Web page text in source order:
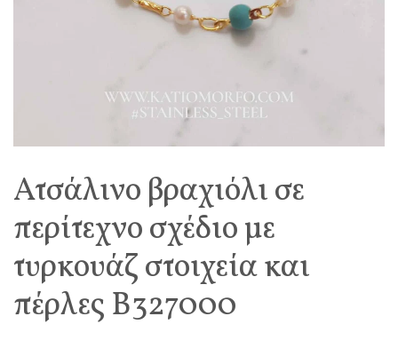
Ατσάλινο βραχιόλι σε
περίτεχνο σχέδιο με
τυρκουάζ στοιχεία και
πέρλες Β327000